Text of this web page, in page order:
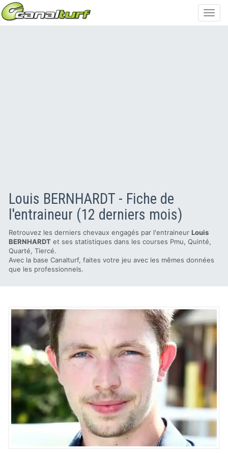
Louis BERNHARDT - Fiche de
l'entraineur (12 derniers mois)
Retrouvez les derniers chevaux engagés par l'entraineur Louis
BERNHARDT et ses statistiques dans les courses Pmu, Quinté,
Quarté, Tiercé.
Avec la base Canalturf, faites votre jeu avec les mêmes données
que les professionnels.